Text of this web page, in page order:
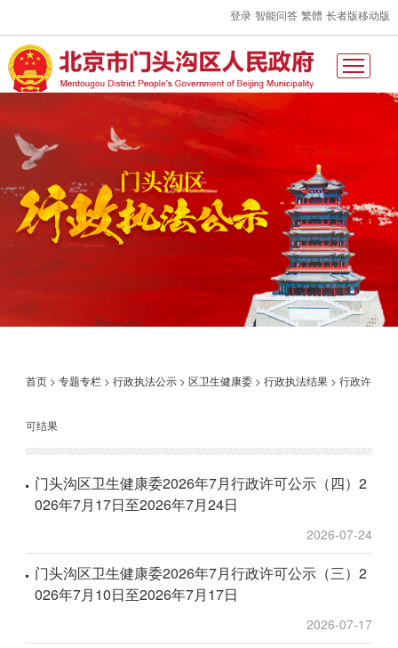
登录 智能问答 繁體 长者版移动版
首页 >专题专栏 >行政执法公示 >区卫生健康委 >行政执法结果 >行政许
可结果
门头沟区卫生健康委2026年7月行政许可公示（四）2
026年7月17日至2026年7月24日
2026-07-24
门头沟区卫生健康委2026年7月行政许可公示（三）2
026年7月10日至2026年7月17日
2026-07-17